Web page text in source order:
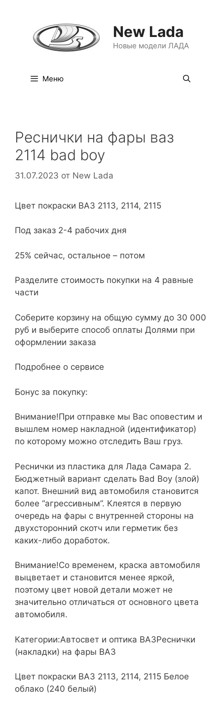
содержимому
New Lada
Новые модели ЛАДА
Меню
Реснички на фары ваз
2114 bad boy
31.07.2023 от New Lada
Цвет покраски ВАЗ 2113, 2114, 2115
Под заказ 2-4 рабочих дня
25% сейчас, остальное – потом
Разделите стоимость покупки на 4 равные
части
Соберите корзину на общую сумму до 30 000
руб и выберите способ оплаты Долями при
оформлении заказа
Подробнее о сервисе
Бонус за покупку:
Внимание!При отправке мы Вас оповестим и
вышлем номер накладной (идентификатор)
по которому можно отследить Ваш груз.
Реснички из пластика для Лада Самара 2.
Бюджетный вариант сделать Bad Boy (злой)
капот. Внешний вид автомобиля становится
более “агрессивным”. Клеятся в первую
очередь на фары с внутренней стороны на
двухсторонний скотч или герметик без
каких-либо доработок.
Внимание!Со временем, краска автомобиля
выцветает и становится менее яркой,
поэтому цвет новой детали может не
значительно отличаться от основного цвета
автомобиля.
Категории:Автосвет и оптика ВАЗРеснички
(накладки) на фары ВАЗ
Цвет покраски ВАЗ 2113, 2114, 2115 Белое
облако (240 белый)